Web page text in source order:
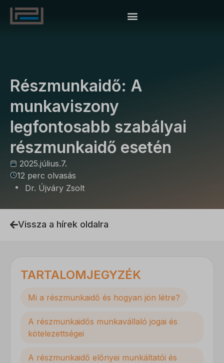
Részmunkaidő: A
munkaviszony
legfontosabb szabályai
részmunkaidő esetén
2025.július.7.
12 perc olvasás
Dr. Újváry Zsolt
Vissza a hírek oldalra
TARTALOMJEGYZÉK
Mi a részmunkaidő és hogyan jön létre?
A részmunkaidős munkavállaló jogai és
kötelezettségei
A részmunkaidő előnyei munkáltatói és